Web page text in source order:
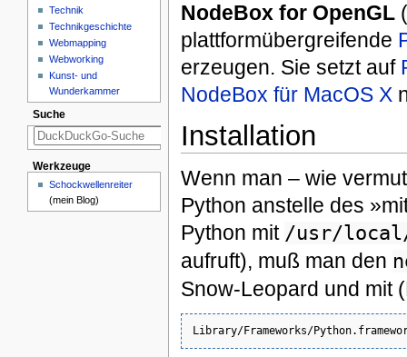
NodeBox for OpenGL
plattformübergreifende
erzeugen. Sie setzt auf
NodeBox für MacOS X
Installation
Wenn man – wie
Python anstelle des
Python mit /usr/
aufruft), muß man den
Snow-Leopard und mit
Technik
Technikgeschichte
Webmapping
Webworking
Kunst- und
Wunderkammer
Suche
Werkzeuge
Schockwellenreiter
(mein Blog)